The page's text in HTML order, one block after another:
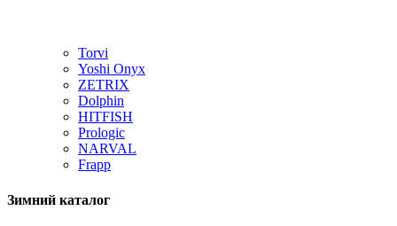
Torvi
Yoshi Onyx
ZETRIX
Dolphin
HITFISH
Prologic
NARVAL
Frapp
Зимний каталог